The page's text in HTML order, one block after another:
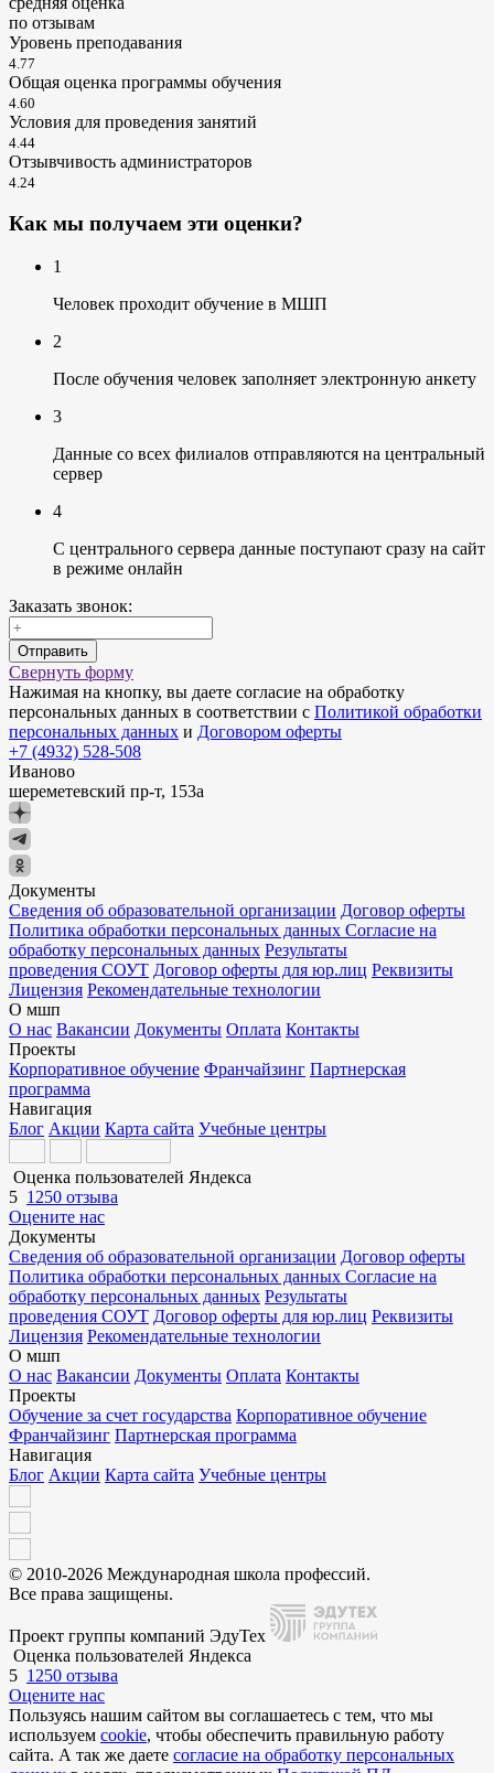
по отзывам
Уровень преподавания
4.77
Общая оценка программы обучения
4.60
Условия для проведения занятий
4.44
Отзывчивость администраторов
4.24
Как мы получаем эти оценки?
1
Человек проходит обучение в МШП
2
После обучения человек заполняет электронную анкету
3
Данные со всех филиалов отправляются на центральный
сервер
4
С центрального сервера данные поступают сразу на сайт
в режиме онлайн
Заказать звонок:
Отправить
Свернуть форму
Нажимая на кнопку, вы даете согласие на обработку
персональных данных в соответствии с Политикой обработки
персональных данных и Договором оферты
+7 (4932) 528-508
Иваново
шереметевский пр-т, 153а
Документы
Сведения об образовательной организации Договор оферты
Политика обработки персональных данных Согласие на
обработку персональных данных Результаты
проведения СОУТ Договор оферты для юр.лиц Реквизиты
Лицензия Рекомендательные технологии
О мшп
О нас Вакансии Документы Оплата Контакты
Проекты
Корпоративное обучение Франчайзинг Партнерская
программа
Навигация
Блог Акции Карта сайта Учебные центры
Оценка пользователей Яндекса
5 1250 отзыва
Оцените нас
Документы
Сведения об образовательной организации Договор оферты
Политика обработки персональных данных Согласие на
обработку персональных данных Результаты
проведения СОУТ Договор оферты для юр.лиц Реквизиты
Лицензия Рекомендательные технологии
О мшп
О нас Вакансии Документы Оплата Контакты
Проекты
Обучение за счет государства Корпоративное обучение
Франчайзинг Партнерская программа
Навигация
Блог Акции Карта сайта Учебные центры
© 2010-2026 Международная школа профессий.
Все права защищены.
Проект группы компаний ЭдуТех
Оценка пользователей Яндекса
5 1250 отзыва
Оцените нас
Пользуясь нашим сайтом вы соглашаетесь с тем, что мы
используем cookie, чтобы обеспечить правильную работу
сайта. А так же даете согласие на обработку персональных